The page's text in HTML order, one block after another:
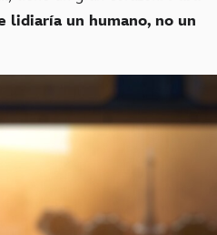
lidiaría un humano, no un